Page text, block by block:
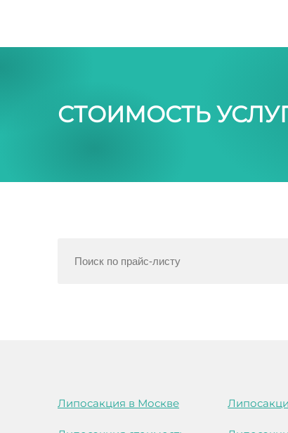
СТОИМОСТЬ
Липосакция в Москве